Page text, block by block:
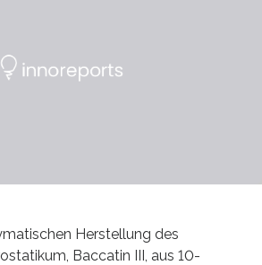
Herstellung des
Baccatin III, aus 10-